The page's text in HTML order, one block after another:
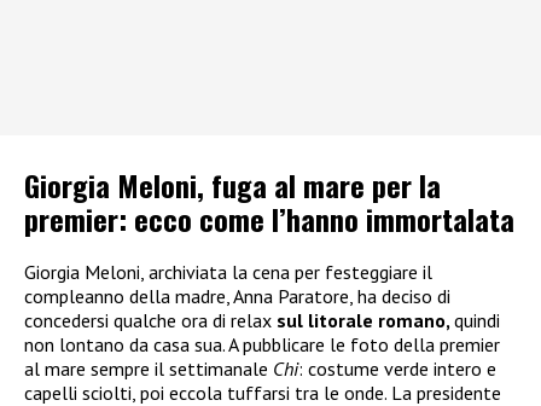
Giorgia Meloni, fuga al mare per la
premier: ecco come l’hanno immortalata
Giorgia Meloni, archiviata la cena per festeggiare il
compleanno della madre, Anna Paratore, ha deciso di
concedersi qualche ora di relax sul litorale romano, quindi
non lontano da casa sua. A pubblicare le foto della premier
al mare sempre il settimanale Chi: costume verde intero e
capelli sciolti, poi eccola tuffarsi tra le onde. La presidente